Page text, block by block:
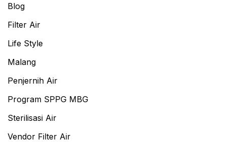
Blog
Filter Air
Life Style
Malang
Penjernih Air
Program SPPG MBG
Sterilisasi Air
Vendor Filter Air